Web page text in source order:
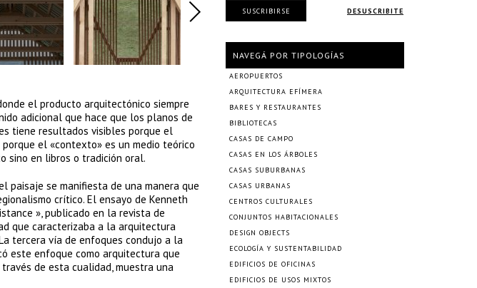
el producto arquitectónico siempre
adicional que hace que los planos de
tiene resultados visibles porque el
el «contexto» es un medio teórico
sino en libros o tradición oral.
paisaje se manifiesta de una manera que
crítico. El ensayo de Kenneth
», publicado en la revista de
que caracterizaba a la arquitectura
tercera vía de enfoques condujo a la
este enfoque como arquitectura que
de esta cualidad, muestra una
DESUSCRIBITE
SUSCRIBIRSE
NAVEGÁ POR TIPOLOGÍAS
AEROPUERTOS
ARQUITECTURA EFÍMERA
BARES Y RESTAURANTES
BIBLIOTECAS
CASAS DE CAMPO
CASAS EN LOS ÁRBOLES
CASAS SUBURBANAS
CASAS URBANAS
CENTROS CULTURALES
CONJUNTOS HABITACIONALES
DESIGN OBJECTS
ECOLOGÍA Y SUSTENTABILIDAD
EDIFICIOS DE OFICINAS
EDIFICIOS DE USOS MIXTOS